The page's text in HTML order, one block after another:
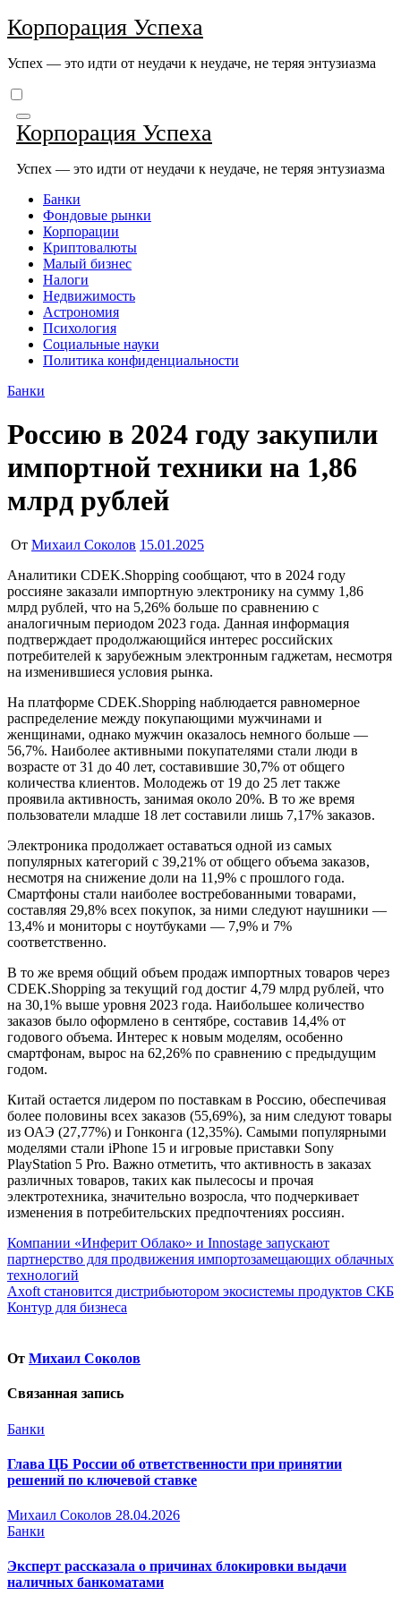
Перейти
к
Корпорация Успеха
Успех — это идти от неудачи к неудаче, не теряя энтузиазма
Корпорация Успеха
Успех — это идти от неудачи к неудаче, не теряя энтузиазма
Банки
Фондовые рынки
Корпорации
Криптовалюты
Малый бизнес
Налоги
Недвижимость
Астрономия
Психология
Социальные науки
Политика конфиденциальности
Банки
Россию в 2024 году закупили
импортной техники на 1,86
млрд рублей
От Михаил Соколов 15.01.2025
Аналитики CDEK.Shopping сообщают, что в 2024 году
россияне заказали импортную электронику на сумму 1,86
млрд рублей, что на 5,26% больше по сравнению с
аналогичным периодом 2023 года. Данная информация
подтверждает продолжающийся интерес российских
потребителей к зарубежным электронным гаджетам, несмотря
на изменившиеся условия рынка.
На платформе CDEK.Shopping наблюдается равномерное
распределение между покупающими мужчинами и
женщинами, однако мужчин оказалось немного больше —
56,7%. Наиболее активными покупателями стали люди в
возрасте от 31 до 40 лет, составившие 30,7% от общего
количества клиентов. Молодежь от 19 до 25 лет также
проявила активность, занимая около 20%. В то же время
пользователи младше 18 лет составили лишь 7,17% заказов.
Электроника продолжает оставаться одной из самых
популярных категорий с 39,21% от общего объема заказов,
несмотря на снижение доли на 11,9% с прошлого года.
Смартфоны стали наиболее востребованными товарами,
составляя 29,8% всех покупок, за ними следуют наушники —
13,4% и мониторы с ноутбуками — 7,9% и 7%
соответственно.
В то же время общий объем продаж импортных товаров через
CDEK.Shopping за текущий год достиг 4,79 млрд рублей, что
на 30,1% выше уровня 2023 года. Наибольшее количество
заказов было оформлено в сентябре, составив 14,4% от
годового объема. Интерес к новым моделям, особенно
смартфонам, вырос на 62,26% по сравнению с предыдущим
годом.
Китай остается лидером по поставкам в Россию, обеспечивая
более половины всех заказов (55,69%), за ним следуют товары
из ОАЭ (27,77%) и Гонконга (12,35%). Самыми популярными
моделями стали iPhone 15 и игровые приставки Sony
PlayStation 5 Pro. Важно отметить, что активность в заказах
различных товаров, таких как пылесосы и прочая
электротехника, значительно возросла, что подчеркивает
изменения в потребительских предпочтениях россиян.
Навигация
по
записям
Компании «Инферит Облако» и Innostage запускают
партнерство для продвижения импортозамещающих облачных
технологий
Axoft становится дистрибьютором экосистемы продуктов СКБ
Контур для бизнеса
От Михаил Соколов
Связанная запись
Банки
Глава ЦБ России об ответственности при принятии
решений по ключевой ставке
Михаил Соколов 28.04.2026
Банки
Эксперт рассказала о причинах блокировки выдачи
наличных банкоматами